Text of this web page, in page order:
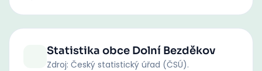
Statistika obce Dolní Bezděkov
Zdroj: Český statistický úřad (ČSÚ).